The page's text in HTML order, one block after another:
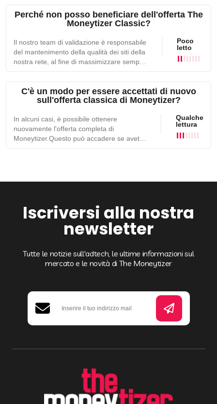
"Lite".Infatti, la maggior parte degli
inserzionisti non desidera che la propria
immagine sia associata a determinati tipi di
siti di incontri, ecc.Tuttavia, The Moneytizer
offre diversi formati pubblicitari agli editori
attraverso l'offerta "Lite".
Perché non posso beneficiare dell'offerta The
Moneytizer Classic?
Il nostro team di validazione è responsabile
del mantenimento della qualità dei siti della
nostra rete, al fine di massimizzare sempre
le richieste degli inserzionisti/marchi che vi
trasmettono.Il nostro team può ritenere che
la categoria di contenuti del vostro sito non
corrisponda ai criteri richiesti dai nostri
cui siete stati indirizzati all'offerta "Lite".Non
esitate a contattare il nostro team se
desiderate saperne di più sui formati
pubblicitari di cui potete beneficiare.
Poco
letto
C'è un modo per essere accettati di nuovo
sull'offerta classica di Moneytizer?
In alcuni casi, è possibile ottenere
nuovamente l'offerta completa di
Moneytizer.Questo può accadere se avete
cambiato radicalmente il contenuto del
un errore in relazione al rifiuto del vostro
Qualche
lettura
Iscriversi alla nostra
newsletter
Tutte le notizie sull'adtech, le ultime informazioni sul
mercato e le novità di The Moneytizer